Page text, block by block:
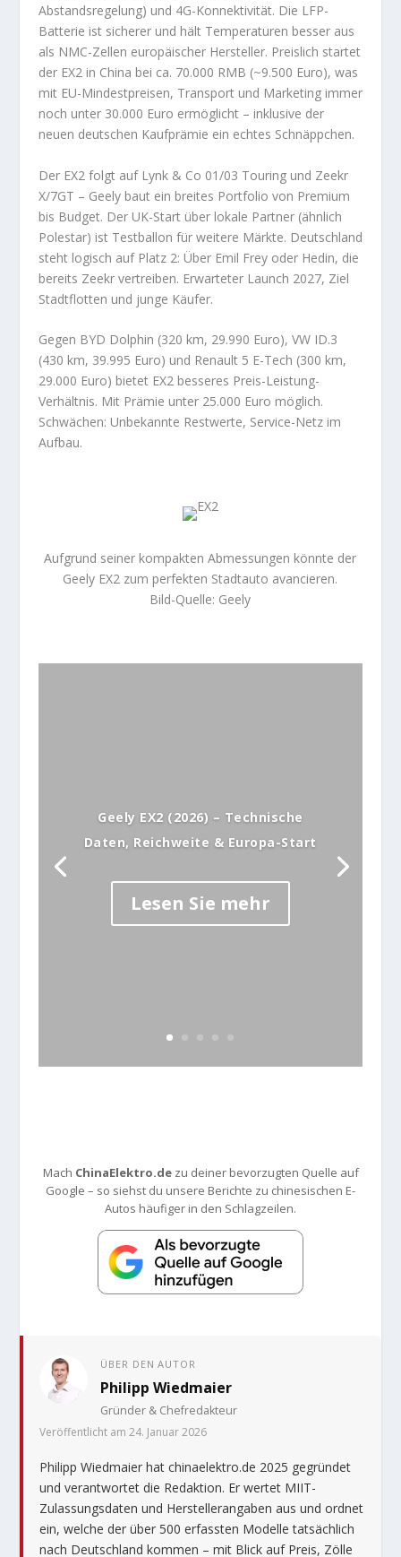
Abstandsregelung) und 4G-Konnektivität. Die LFP-
Batterie ist sicherer und hält Temperaturen besser aus
als NMC-Zellen europäischer Hersteller. Preislich startet
der EX2 in China bei ca. 70.000 RMB (~9.500 Euro), was
mit EU-Mindestpreisen, Transport und Marketing immer
noch unter 30.000 Euro ermöglicht – inklusive der
neuen deutschen Kaufprämie ein echtes Schnäppchen.
Der EX2 folgt auf Lynk & Co 01/03 Touring und Zeekr
X/7GT – Geely baut ein breites Portfolio von Premium
bis Budget. Der UK-Start über lokale Partner (ähnlich
Polestar) ist Testballon für weitere Märkte. Deutschland
steht logisch auf Platz 2: Über Emil Frey oder Hedin, die
bereits Zeekr vertreiben. Erwarteter Launch 2027, Ziel
Stadtflotten und junge Käufer.
Gegen BYD Dolphin (320 km, 29.990 Euro), VW ID.3
(430 km, 39.995 Euro) und Renault 5 E-Tech (300 km,
29.000 Euro) bietet EX2 besseres Preis-Leistung-
Verhältnis. Mit Prämie unter 25.000 Euro möglich.
Schwächen: Unbekannte Restwerte, Service-Netz im
Aufbau.
Aufgrund seiner kompakten Abmessungen könnte der
Geely EX2 zum perfekten Stadtauto avancieren.
Bild-Quelle: Geely
Geely EX2 (2026) – Technische
Daten, Reichweite & Europa-Start
Lesen Sie mehr
Mach ChinaElektro.dezu deiner bevorzugten Quelle auf
Google – so siehst du unsere Berichte zu chinesischen E-
Autos häufiger in den Schlagzeilen.
ÜBER DEN AUTOR
Philipp Wiedmaier
Gründer & Chefredakteur
Veröffentlicht am 24. Januar 2026
Philipp Wiedmaier hat chinaelektro.de 2025 gegründet
und verantwortet die Redaktion. Er wertet MIIT-
Zulassungsdaten und Herstellerangaben aus und ordnet
ein, welche der über 500 erfassten Modelle tatsächlich
nach Deutschland kommen – mit Blick auf Preis, Zölle